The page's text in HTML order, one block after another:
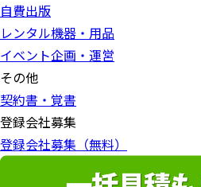
自費出版
レンタル機器・用品
イベント企画・運営
その他
契約書・覚書
登録会社募集
登録会社募集（無料）